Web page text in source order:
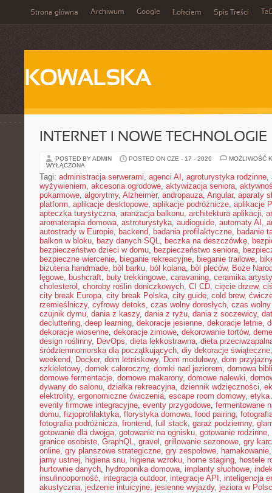
Strona główna Archiwum Google Łokciem Spis Treści
KOWALSKA
INTERNET I NOWE TECHNOLOGIE
POSTED BY ADMIN POSTED ON CZE - 17 - 2026
MOŻLIWOŚĆ
WYŁĄCZONA
Tagi: administracja serwerami, agenci AI , agroturystyka rodzinne,
wyżywieniem, akcesoria ogrodowe, aktywizacja seniora,
pokarmowe, algorytmy, Alzheimer, andropauza, Angular, aparaty
platform, aplikacje desktopowe, aplikacje podróżnicze, aplikacje
apteczka turystyczna, aranżacja balkonu, architektura aplikacji,
aromaterapia domowa, astroturystyka, audioguide, automaty AI ,
autostrady w Europie, backend, badania profilaktyczne, badanie
balkon w bloku, bazy danych SQL, beczka na deszczówkę,
bezpieczeństwo dzieci w domu, bezpieczeństwo seniora,
bezpieczne wiercenie, bieganie rekreacyjne, bieganie trailowe,
bizuteria handmade, ból barku, ból kolana, ból pleców, Boże
lęgowe, bushcraft, buty trekkingowe, caravaning, ceramika
cholesterol , choroby roślin doniczkowych, CI CD, cięcie drzew,
city break Europa, city break Polska, city guide, cold brew,
rzemieślniczy, cyfrowy detoks, czas wolny dorosłych, czas
czujnik dymu, dania z kaszy, dania z ryżu, dania z soczewicy,
decluttering, deep learning, dekoracje jesienne, dekoracje letnie,
dekoracje wiosenne, dekoracje zimowe, dekorowanie tortów,
design roślinny, DevOps, dieta lekkostrawna, dieta
śródziemnomorska dla początkujących, diy dekoracje świąteczne
weekend, Docker, dom letniskowy, Dom modułowy, dom
szkieletowy, domek całoroczny, domki nad jeziorem, domowa
domowe fermentacje, domowe makarony, domowe nalewki,
dywany do salonu, działka rekreacyjna, dziennik wdzięczności,
elektrolity, ergonomiczne ćwiczenia, escape room domowy, etyka
eventy firmowe integracyjne, eventy przygodowe, fermentowane
domu, fizjoprofilaktyka, florystyka domowa, food pairing,
fotografia podróżnicza, frontend, full stack, garaż podziemny,
gotowanie dla dwojga, gotowanie na ognisku, gotowanie rodzinne,
granice osobiste, GraphQL, gravel , grillowanie sezonowe, gry
online, gry planszowe strategiczne, gry zespołowe, hamakowanie
jamy ustnej, higiena snu, higiena wzroku, home staging, hostele
hurtownie danych, hydroponika domowa, implanty słuchowe,
insulinooporność, integracja outdoor, integracje API , inteligencja
akustyczna, jedzenie intuicyjne, jesienne wyjazdy, jeziora w